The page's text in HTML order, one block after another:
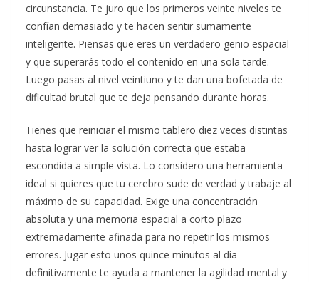
circunstancia. Te juro que los primeros veinte niveles te
confían demasiado y te hacen sentir sumamente
inteligente. Piensas que eres un verdadero genio espacial
y que superarás todo el contenido en una sola tarde.
Luego pasas al nivel veintiuno y te dan una bofetada de
dificultad brutal que te deja pensando durante horas.
Tienes que reiniciar el mismo tablero diez veces distintas
hasta lograr ver la solución correcta que estaba
escondida a simple vista. Lo considero una herramienta
ideal si quieres que tu cerebro sude de verdad y trabaje al
máximo de su capacidad. Exige una concentración
absoluta y una memoria espacial a corto plazo
extremadamente afinada para no repetir los mismos
errores. Jugar esto unos quince minutos al día
definitivamente te ayuda a mantener la agilidad mental y